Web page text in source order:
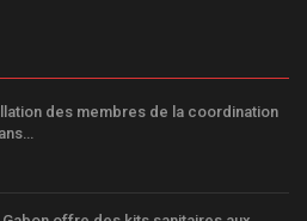
des membres de la coordination